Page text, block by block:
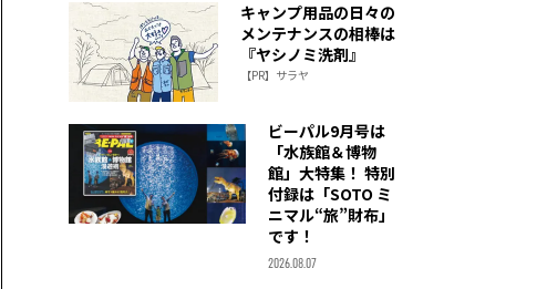
キャンプ用品の日々の
メンテナンスの相棒は
『ヤシノミ洗剤』
【PR】サラヤ
ビーパル9月号は
「水族館＆博物
館」大特集！ 特別
付録は「SOTO ミ
ニマル“旅”財布」
です！
2026.08.07